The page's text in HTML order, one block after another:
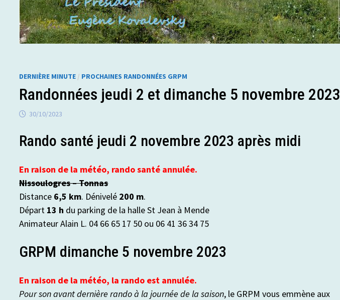
DERNIÈRE MINUTE / PROCHAINES RANDONNÉES GRPM
Randonnées jeudi 2 et dimanche 5 novembre 2023
30/10/2023
Rando santé jeudi 2 novembre 2023 après midi
En raison de la météo, rando santé annulée.
Nissoulogres – Tonnas
Distance 6,5 km. Dénivelé 200 m.
Départ 13 h du parking de la halle St Jean à Mende
Animateur Alain L. 04 66 65 17 50 ou 06 41 36 34 75
GRPM dimanche 5 novembre 2023
En raison de la météo, la rando est annulée.
Pour son avant dernière rando à la journée de la saison, le GRPM vous emmène aux